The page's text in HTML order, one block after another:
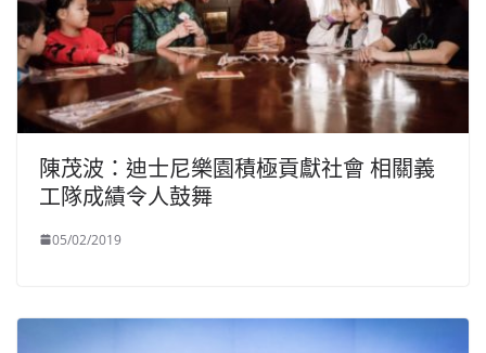
陳茂波：迪士尼樂園積極貢獻社會 相關義
工隊成績令人鼓舞
05/02/2019